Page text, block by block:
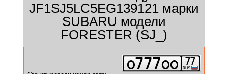
JF1SJ5LC5EG139121 марки
SUBARU модели
FORESTER (SJ_)